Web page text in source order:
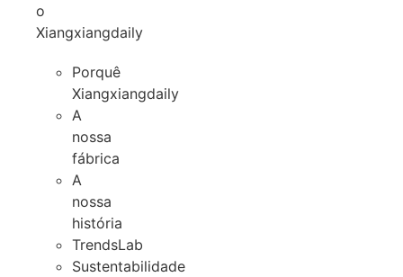
o
Xiangxiangdaily
Porquê
Xiangxiangdaily
A
nossa
fábrica
A
nossa
história
TrendsLab
Sustentabilidade